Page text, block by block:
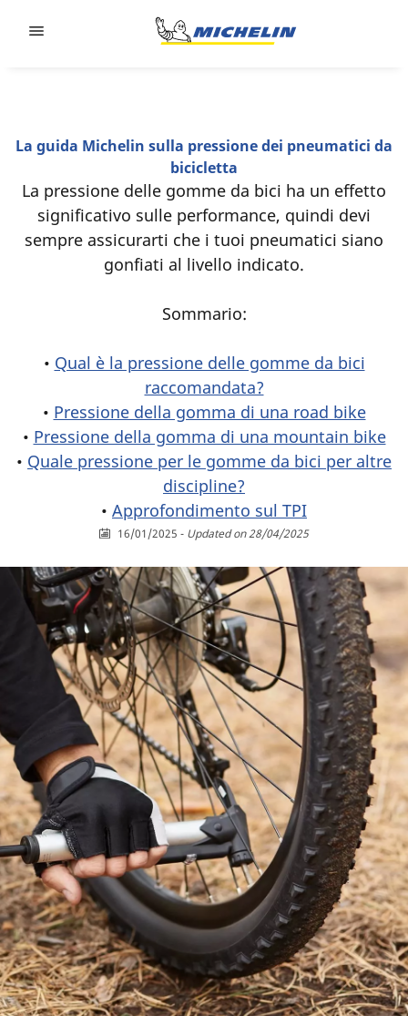
La guida Michelin sulla pressione dei pneumatici da
bicicletta
La pressione delle gomme da bici ha un effetto
significativo sulle performance, quindi devi
sempre assicurarti che i tuoi pneumatici siano
gonfiati al livello indicato.
Sommario:
• Qual è la pressione delle gomme da bici
raccomandata?
• Pressione della gomma di una road bike
• Pressione della gomma di una mountain bike
• Quale pressione per le gomme da bici per altre
discipline?
• Approfondimento sul TPI
16/01/2025 - Updated on 28/04/2025